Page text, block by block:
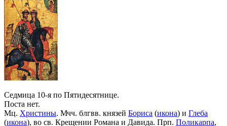
Седмица 10-я по Пятидесятнице.
Поста нет.
Мц. Христины. Мчч. блгвв. князей Бориса (икона) и Глеба
(икона), во св. Крещении Романа и Давида. Прп. Поликарпа,